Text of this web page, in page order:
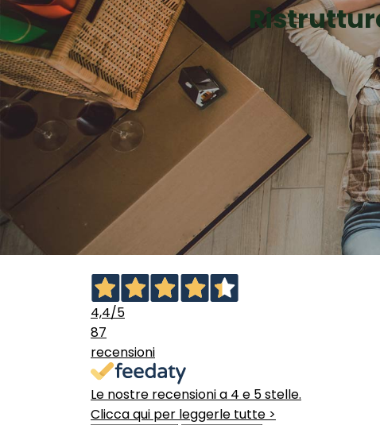
4,4/5
87
recensioni
Le nostre recensioni a 4 e 5 stelle.
Clicca qui per leggerle tutte >